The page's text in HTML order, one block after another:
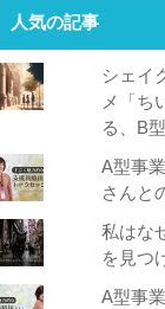
人気の記事
シェイ
メ「ち
る、B
A型事
さんと
私はな
を見つ
A型事